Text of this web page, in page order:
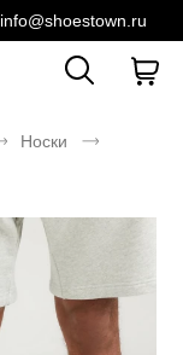
info@shoestown.ru
Носки